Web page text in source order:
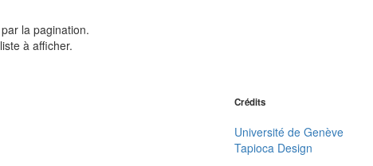
la pagination.
à afficher.
Crédits
Université de Genève
Tapioca Design